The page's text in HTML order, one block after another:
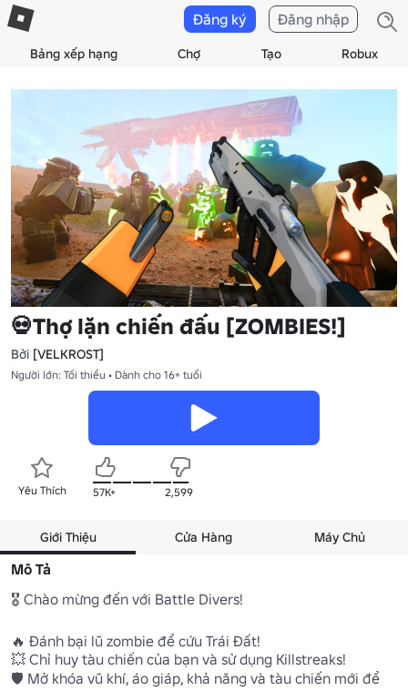
Bảng xếp hạng Chợ Tạo Robux
Đăng ký Đăng nhập
💀Thợ lặn chiến đấu [ZOMBIES!]
Bởi [VELKROST]
Người lớn: Tối thiểu • Dành cho 16+ tuổi
Yêu Thích 57K+ 2,599
Giới Thiệu Cửa Hàng Máy Chủ
Mô Tả
🎖️ Chào mừng đến với Battle Divers!
🔥 Đánh bại lũ zombie để cứu Trái Đất!
💥 Chỉ huy tàu chiến của bạn và sử dụng Killstreaks!
🛡️ Mở khóa vũ khí, áo giáp, khả năng và tàu chiến mới để